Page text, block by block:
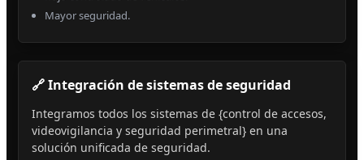
Mayor seguridad.
🔗 Integración de sistemas de seguridad
Integramos todos los sistemas de {control de accesos,
videovigilancia y seguridad perimetral} en una
solución unificada de seguridad.